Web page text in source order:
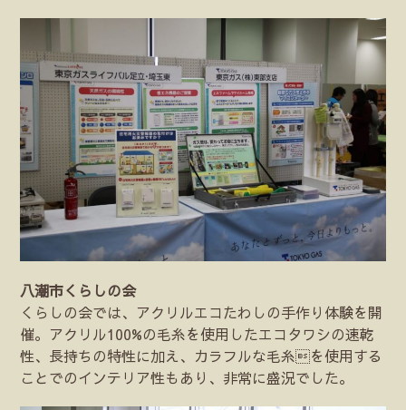
八潮市くらしの会
くらしの会では、アクリルエコたわしの手作り体験を開
催。アクリル100%の毛糸を使用したエコタワシの速乾
性、長持ちの特性に加え、カラフルな毛糸を使用する
ことでのインテリア性もあり、非常に盛況でした。